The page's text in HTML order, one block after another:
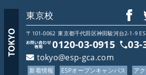
東京校
〒101-0062 東京都千代田区神田駿河台2-1-9
0120-03-0915 03-
tokyo@esp-gca.com
新着情報 ESPオープンキャンパス ア